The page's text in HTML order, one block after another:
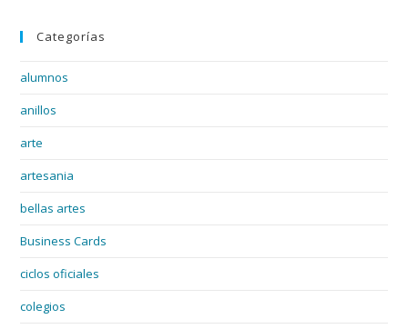
Categorías
alumnos
anillos
arte
artesania
bellas artes
Business Cards
ciclos oficiales
colegios